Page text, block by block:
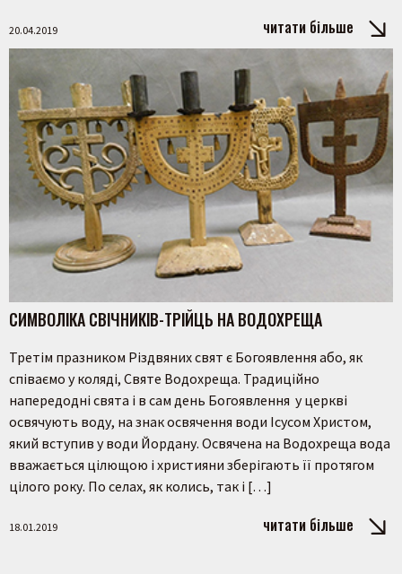
20.04.2019 читати більше
СИМВОЛІКА СВІЧНИКІВ-ТРІЙЦЬ НА ВОДОХРЕЩА
Третім празником Різдвяних свят є Богоявлення або, як
співаємо у коляді, Святе Водохреща. Традиційно
напередодні свята і в сам день Богоявлення у церкві
освячують воду, на знак освячення води Ісусом Христом,
який вступив у води Йордану. Освячена на Водохреща вода
вважається цілющою і християни зберігають її протягом
цілого року. По селах, як колись, так і […]
18.01.2019 читати більше